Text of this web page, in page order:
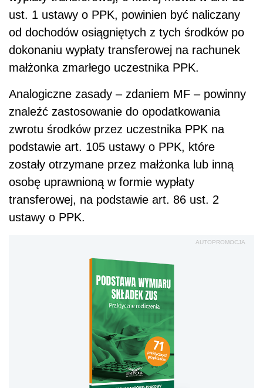
ust. 1 ustawy o PPK, powinien być naliczany
od dochodów osiągniętych z tych środków po
dokonaniu wypłaty transferowej na rachunek
małżonka zmarłego uczestnika PPK.
Analogiczne zasady – zdaniem MF – powinny
znaleźć zastosowanie do opodatkowania
zwrotu środków przez uczestnika PPK na
podstawie art. 105 ustawy o PPK, które
zostały otrzymane przez małżonka lub inną
osobę uprawnioną w formie wypłaty
transferowej, na podstawie art. 86 ust. 2
ustawy o PPK.
AUTOPROMOCJA